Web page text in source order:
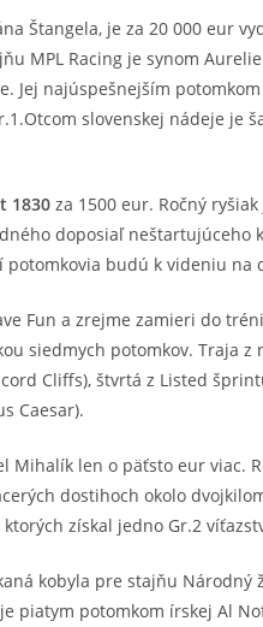
Štangela, je za 20 000 eur
MPL Racing je synom
najúspešnejším
slovenskej nádeje je
1830 za 1500 eur. Ročný
doposiaľ
potomkovia budú k videniu na
Fun a zrejme zamieri do
siedmych potomkov. Traja
Cliffs), štvrtá z Listed
Caesar).
Mihalík len o päťsto eur viac.
dostihoch okolo
získal jedno Gr.2
kobyla pre stajňu
piatym potomkom írskej Al